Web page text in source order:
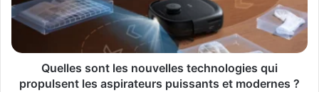
qui
propulsent
aspirateurs
puissantsQuelles sont les nouvelles technologies qui
propulsent les aspirateurs puissants et modernes ?